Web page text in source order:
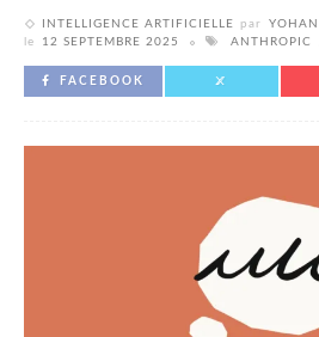
INTELLIGENCE ARTIFICIELLE par
le
12 SEPTEMBRE 2025 ANTHROPIC
FACEBOOK